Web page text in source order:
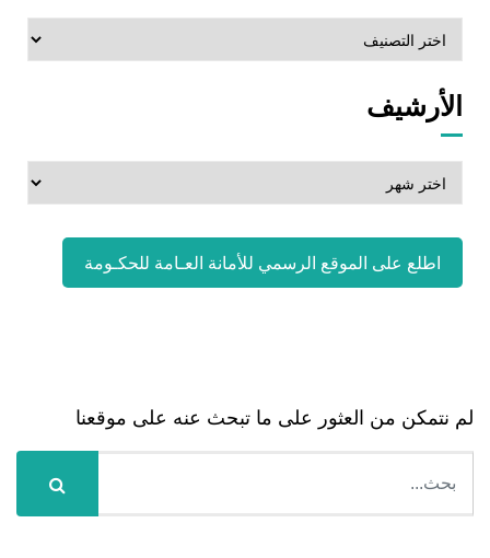
لم نتمكن من العثور على ما تبحث عنه على موقعنا
التصنيفات
الأرشيف
الأرشيف
اطلع على الموقع الرسمي للأمانة العـامة للحكـومة